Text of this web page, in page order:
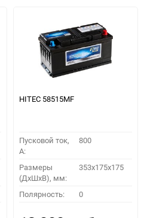
HITEC 58515MF
Пусковой ток,
A:
800
Размеры
(ДхШхВ), мм:
353x175x175
Полярность: 0